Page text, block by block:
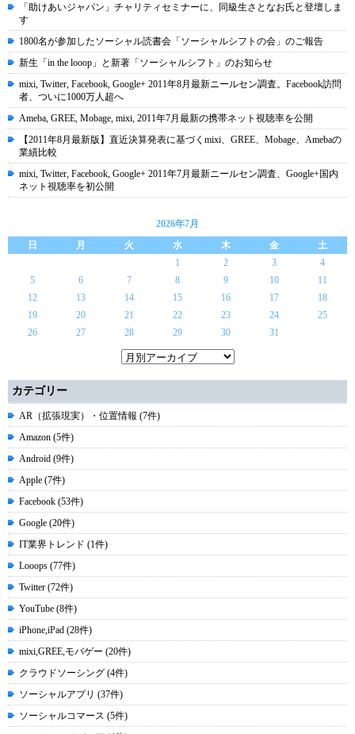
「助けあいジャパン」チャリティセミナーに、同級生さとなお氏と登壇しま
す
1800名が参加したソーシャル読書会「ソーシャルシフトの会」のご報告
新生「in the looop」と新著「ソーシャルシフト」のお知らせ
mixi, Twitter, Facebook, Google+ 2011年8月最新ニールセン調査。Facebook訪問
者、ついに1000万人超へ
Ameba, GREE, Mobage, mixi, 2011年7月最新の携帯ネット視聴率を公開
【2011年8月最新版】直近決算発表に基づくmixi、GREE、Mobage、Amebaの
業績比較
mixi, Twitter, Facebook, Google+ 2011年7月最新ニールセン調査、Google+国内
ネット視聴率を初公開
2026年7月
日
月 火 水 木 金
土
1
2 3
4
5
6 7 8 9 10
11
12
13 14 15 16 17
18
19
20 21 22 23 24
25
26
27 28 29 30 31
カテゴリー
AR（拡張現実）・位置情報 (7件)
Amazon (5件)
Android (9件)
Apple (7件)
Facebook (53件)
Google (20件)
IT業界トレンド (1件)
Looops (77件)
Twitter (72件)
YouTube (8件)
iPhone,iPad (28件)
mixi,GREE,モバゲー (20件)
クラウドソーシング (4件)
ソーシャルアプリ (37件)
ソーシャルコマース (5件)